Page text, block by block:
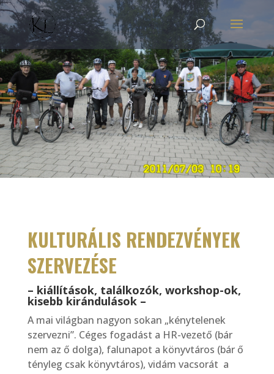
KULTURÁLIS RENDEZVÉNYEK
SZERVEZÉSE
– kiállítások, találkozók, workshop-ok,
kisebb kirándulások –
A mai világban nagyon sokan „kénytelenek
szervezni”. Céges fogadást a HR-vezető (bár
nem az ő dolga), falunapot a könyvtáros (bár ő
tényleg csak könyvtáros), vidám vacsorát a